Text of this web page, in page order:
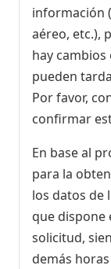
información
aéreo, etc.),
hay
pueden
Por favor,
confirmar
En base al
para la
los datos de
que dispone
solicitud,
demás